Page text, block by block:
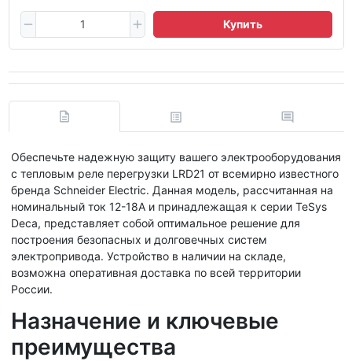
Купить
Обеспечьте надежную защиту вашего электрооборудования
с тепловым реле перегрузки LRD21 от всемирно известного
бренда Schneider Electric. Данная модель, рассчитанная на
номинальный ток 12-18А и принадлежащая к серии TeSys
Deca, представляет собой оптимальное решение для
построения безопасных и долговечных систем
электропривода. Устройство в наличии на складе,
возможна оперативная доставка по всей территории
России.
Назначение и ключевые
преимущества